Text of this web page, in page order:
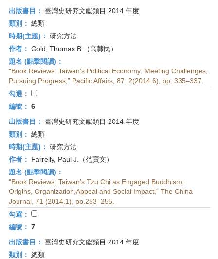
出版書目： 臺灣史研究文獻類目 2014 年度
類別： 總類
時期(主題)： 研究方法
作者： Gold, Thomas B.（高隸民）
題名 (點擊閱讀)：
“Book Reviews: Taiwan’s Political Economy: Meeting Challenges,
Pursuing Progress,” Pacific Affairs, 87: 2(2014.6), pp. 335–337.
勾選：
編號： 6
出版書目： 臺灣史研究文獻類目 2014 年度
類別： 總類
時期(主題)： 研究方法
作者：
Farrelly, Paul J.（范寶文）
題名 (點擊閱讀)：
“Book Reviews: Taiwan’s Tzu Chi as Engaged Buddhism:
Origins, Organization,Appeal and Social Impact,” The China
Journal, 71 (2014.1), pp.253–255.
勾選：
編號： 7
出版書目： 臺灣史研究文獻類目 2014 年度
類別： 總類